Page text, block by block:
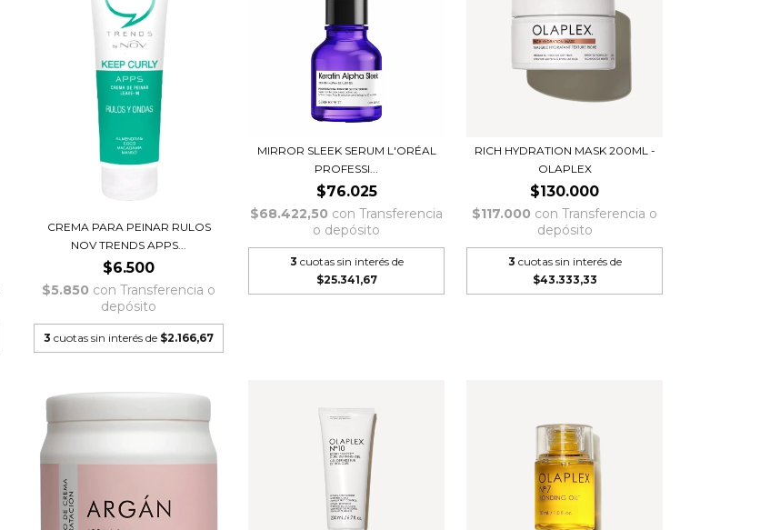
CREMA PARA PEINAR RULOS
NOV TRENDS APPS...
$6.500
$5.850 con Transferencia o
depósito
3 cuotas sin interés de $2.166,67
MIRROR SLEEK SERUM L'ORÉAL
PROFESSI...
$76.025
$68.422,50 con Transferencia
o depósito
3 cuotas sin interés de
$25.341,67
RICH HYDRATION MASK 200ML -
OLAPLEX
$130.000
$117.000 con Transferencia o
depósito
3 cuotas sin interés de
$43.333,33